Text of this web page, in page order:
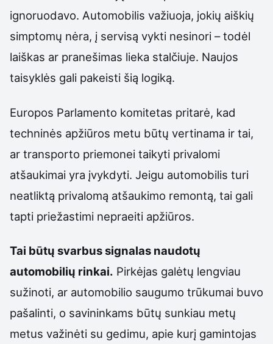
ignoruodavo. Automobilis važiuoja, jokių aiškių
simptomų nėra, į servisą vykti nesinori – todėl
laiškas ar pranešimas lieka stalčiuje. Naujos
taisyklės gali pakeisti šią logiką.
Europos Parlamento komitetas pritarė, kad
techninės apžiūros metu būtų vertinama ir tai,
ar transporto priemonei taikyti privalomi
atšaukimai yra įvykdyti. Jeigu automobilis turi
neatliktą privalomą atšaukimo remontą, tai gali
tapti priežastimi nepraeiti apžiūros.
Tai būtų svarbus signalas naudotų
automobilių rinkai. Pirkėjas galėtų lengviau
sužinoti, ar automobilio saugumo trūkumai buvo
pašalinti, o savininkams būtų sunkiau metų
metus važinėti su gedimu, apie kurį gamintojas